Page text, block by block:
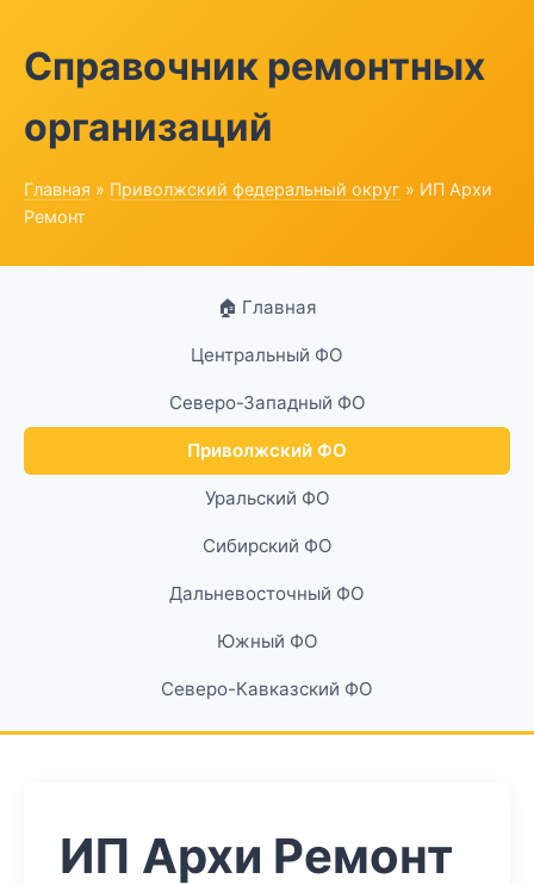
Справочник ремонтных
организаций
Главная » Приволжский федеральный округ » ИП Архи
Ремонт
🏠 Главная
Центральный ФО
Северо-Западный ФО
Приволжский ФО
Уральский ФО
Сибирский ФО
Дальневосточный ФО
Южный ФО
Северо-Кавказский ФО
ИП Архи Ремонт